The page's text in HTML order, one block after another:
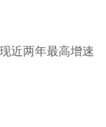
近两年最高增速